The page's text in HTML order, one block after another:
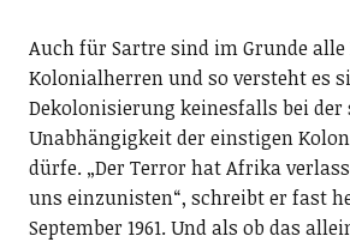
Auch für Sartre sind im Grunde alle
Kolonialherren und so versteht es
Dekolonisierung keinesfalls bei
Unabhängigkeit der einstigen
dürfe. „Der Terror hat Afrika
uns einzunisten“, schreibt er fast
September 1961. Und als ob das